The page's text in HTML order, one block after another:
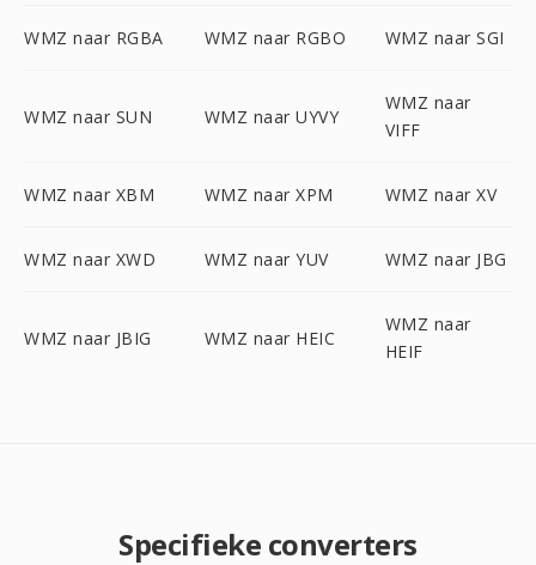
WMZ naar RGBA WMZ naar RGBO WMZ naar SGI
WMZ naar SUN WMZ naar UYVY
WMZ naar
VIFF
WMZ naar XBM WMZ naar XPM WMZ naar XV
WMZ naar XWD WMZ naar YUV WMZ naar JBG
WMZ naar JBIG WMZ naar HEIC
WMZ naar
HEIF
Specifieke converters